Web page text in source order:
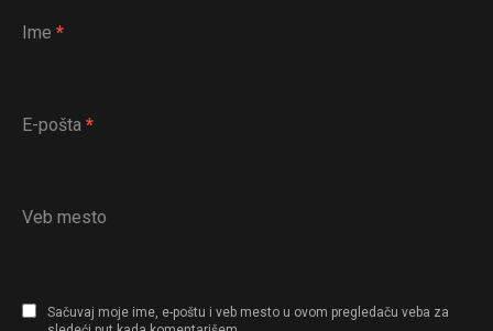
Ime *
E-pošta *
Veb mesto
Sačuvaj moje ime, e-poštu i veb mesto u ovom pregledaču veba za